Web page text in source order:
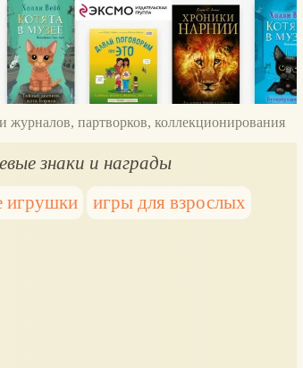
журналов, партворков, коллекционирования
знаки и награды
игрушки
игры для взрослых